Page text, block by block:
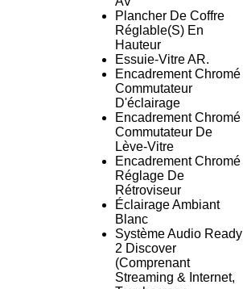
Plancher De Coffre
Réglable(S) En
Hauteur
Essuie-Vitre AR.
Encadrement Chromé
Commutateur
D'éclairage
Encadrement Chromé
Commutateur De
Lève-Vitre
Encadrement Chromé
Réglage De
Rétroviseur
Éclairage Ambiant
Blanc
Système Audio Ready
2 Discover
(Comprenant
Streaming & Internet,